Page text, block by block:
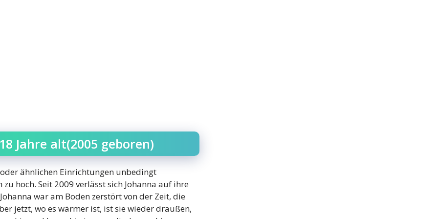
Jahre alt(2005 geboren)
ähnlichen Einrichtungen unbedingt
hoch. Seit 2009 verlässt sich Johanna auf ihre
war am Boden zerstört von der Zeit, die
jetzt, wo es wärmer ist, ist sie wieder draußen,